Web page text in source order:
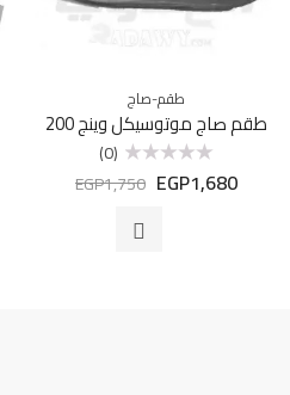
طقم-صاج
طقم صاج موتوسيكل وينج 200
التقييم
(0)
EGP1,680
EGP1,750